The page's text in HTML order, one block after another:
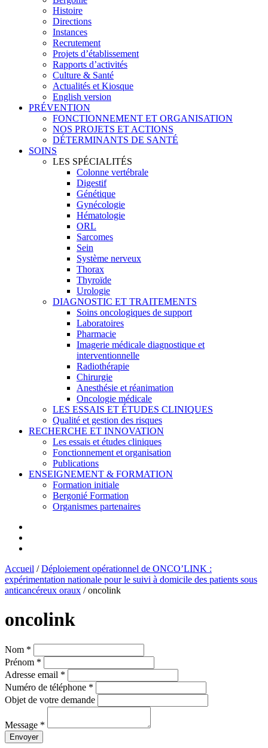
Histoire
Directions
Instances
Recrutement
Projets d’établissement
Rapports d’activités
Culture & Santé
Actualités et Kiosque
English version
PRÉVENTION
FONCTIONNEMENT ET ORGANISATION
NOS PROJETS ET ACTIONS
DÉTERMINANTS DE SANTÉ
SOINS
LES SPÉCIALITÉS
Colonne vertébrale
Digestif
Génétique
Gynécologie
Hématologie
ORL
Sarcomes
Sein
Système nerveux
Thorax
Thyroïde
Urologie
DIAGNOSTIC ET TRAITEMENTS
Soins oncologiques de support
Laboratoires
Pharmacie
Imagerie médicale diagnostique et
interventionnelle
Radiothérapie
Chirurgie
Anesthésie et réanimation
Oncologie médicale
LES ESSAIS ET ÉTUDES CLINIQUES
Qualité et gestion des risques
RECHERCHE ET INNOVATION
Les essais et études cliniques
Fonctionnement et organisation
Publications
ENSEIGNEMENT & FORMATION
Formation initiale
Bergonié Formation
Organismes partenaires
Accueil /Déploiement opérationnel de ONCO’LINK :
expérimentation nationale pour le suivi à domicile des patients sous
anticancéreux oraux /oncolink
oncolink
Nom *
Prénom *
Adresse email *
Numéro de téléphone *
Objet de votre demande
Message *
Envoyer